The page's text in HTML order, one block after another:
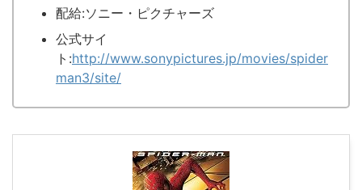
配給:ソニー・ピクチャーズ
公式サイ
ト:http://www.sonypictures.jp/movies/spider
man3/site/